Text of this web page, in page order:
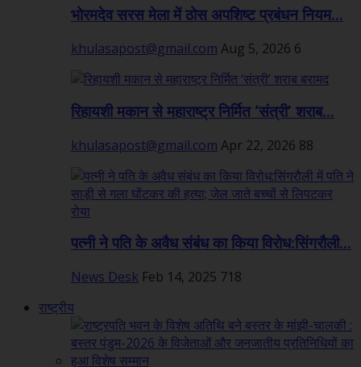
भोरमदेव सरस मेला में ठोस अपशिष्ट प्रबंधन नियम...
khulasapost@gmail.com Aug 5, 2026 6
रिहायशी मकान से महाराष्ट्र निर्मित ‘संत्री’ शराब...
khulasapost@gmail.com Apr 22, 2026 88
पत्नी ने पति के अवैध संबंध का किया विरोध:सिंगरौली...
News Desk Feb 14, 2025 718
राष्ट्रीय